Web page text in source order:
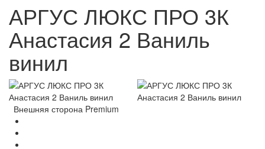
АРГУС ЛЮКС ПРО 3К
Анастасия 2 Ваниль
винил
Внешняя сторона Premium